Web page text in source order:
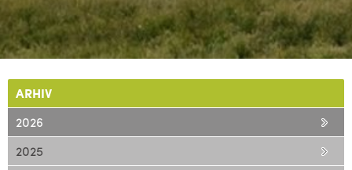
ARHIV
2026
2025